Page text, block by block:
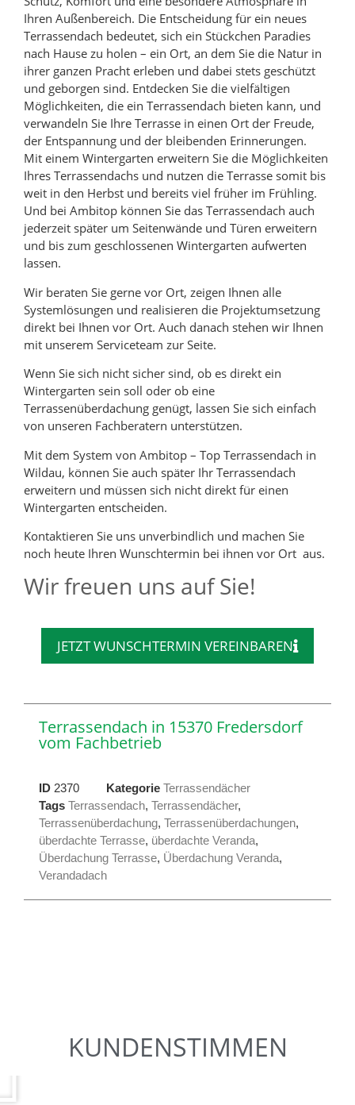
Ihren Außenbereich. Die Entscheidung für ein neues
Terrassendach bedeutet, sich ein Stückchen Paradies
nach Hause zu holen – ein Ort, an dem Sie die Natur in
ihrer ganzen Pracht erleben und dabei stets geschützt
und geborgen sind. Entdecken Sie die vielfältigen
Möglichkeiten, die ein Terrassendach bieten kann, und
verwandeln Sie Ihre Terrasse in einen Ort der Freude,
der Entspannung und der bleibenden Erinnerungen.
Mit einem Wintergarten erweitern Sie die Möglichkeiten
Ihres Terrassendachs und nutzen die Terrasse somit bis
weit in den Herbst und bereits viel früher im Frühling.
Und bei Ambitop können Sie das Terrassendach auch
jederzeit später um Seitenwände und Türen erweitern
und bis zum geschlossenen Wintergarten aufwerten
lassen.
Wir beraten Sie gerne vor Ort, zeigen Ihnen alle
Systemlösungen und realisieren die Projektumsetzung
direkt bei Ihnen vor Ort. Auch danach stehen wir Ihnen
mit unserem Serviceteam zur Seite.
Wenn Sie sich nicht sicher sind, ob es direkt ein
Wintergarten sein soll oder ob eine
Terrassenüberdachung genügt, lassen Sie sich einfach
von unseren Fachberatern unterstützen.
Mit dem System von Ambitop – Top Terrassendach in
Wildau, können Sie auch später Ihr Terrassendach
erweitern und müssen sich nicht direkt für einen
Wintergarten entscheiden.
Kontaktieren Sie uns unverbindlich und machen Sie
noch heute Ihren Wunschtermin bei ihnen vor Ort aus.
Wir freuen uns auf Sie!
JETZT WUNSCHTERMIN VEREINBAREN
Terrassendach in 15370 Fredersdorf
vom Fachbetrieb
ID 2370 Kategorie Terrassendächer
Tags Terrassendach, Terrassendächer,
Terrassenüberdachung, Terrassenüberdachungen,
überdachte Terrasse, überdachte Veranda,
Überdachung Terrasse, Überdachung Veranda,
Verandadach
KUNDENSTIMMEN